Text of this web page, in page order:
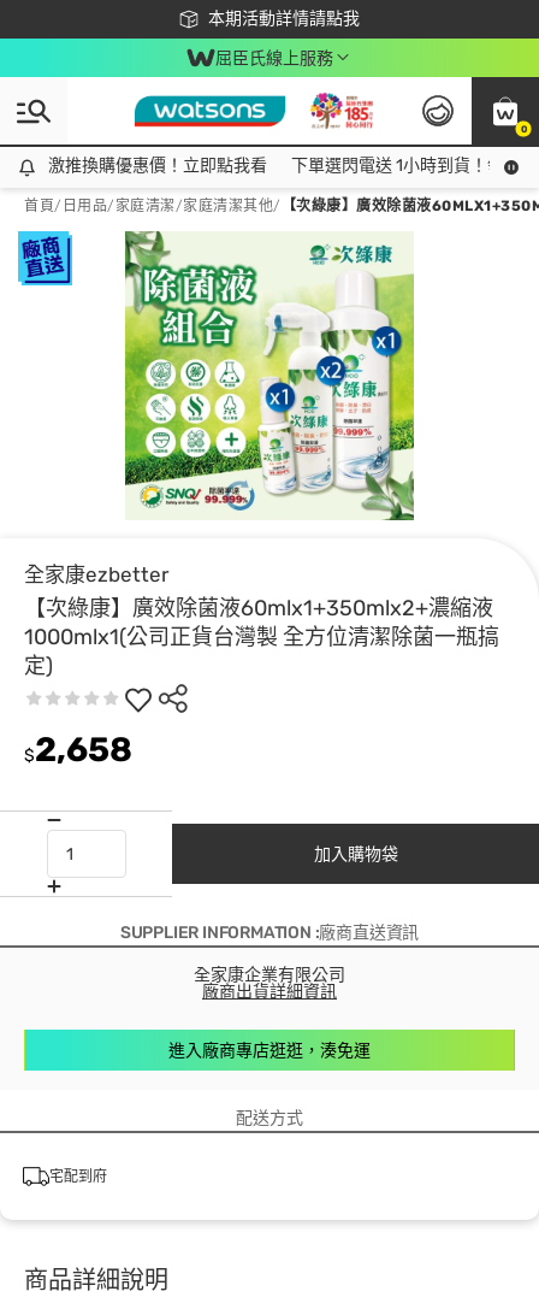
本期活動詳情請點我
下載app最高回饋$350
屈臣氏線上服務
0
激推換購優惠價！立即點我看
激推換購優惠價！立即點我看 下單選閃電送 1小時到貨！領神
首頁/ 日用品/ 家庭清潔/家庭清潔其他/ 【次綠康】廣效除菌液
全家康ezbetter
【次綠康】廣效除菌液60mlx1+350mlx2+濃縮液
1000mlx1(公司正貨台灣製 全方位清潔除菌一瓶搞
定)
$2,658
加入購物袋
SUPPLIER INFORMATION :廠商直送資訊
全家康企業有限公司
廠商出貨詳細資訊
進入廠商專店逛逛，湊免運
配送方式
宅配到府
商品詳細說明